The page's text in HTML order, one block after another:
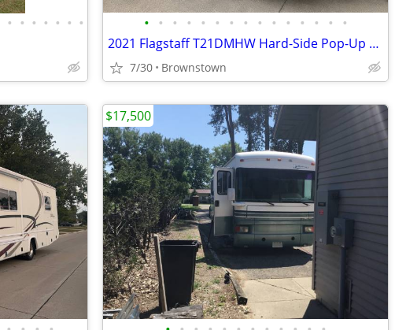
• • • • • • • • • • • • • • • • • • • • • •
2021 Flagstaff T21DMHW Hard-Side Pop-Up Camper
7/30 Brownstown
$17,500